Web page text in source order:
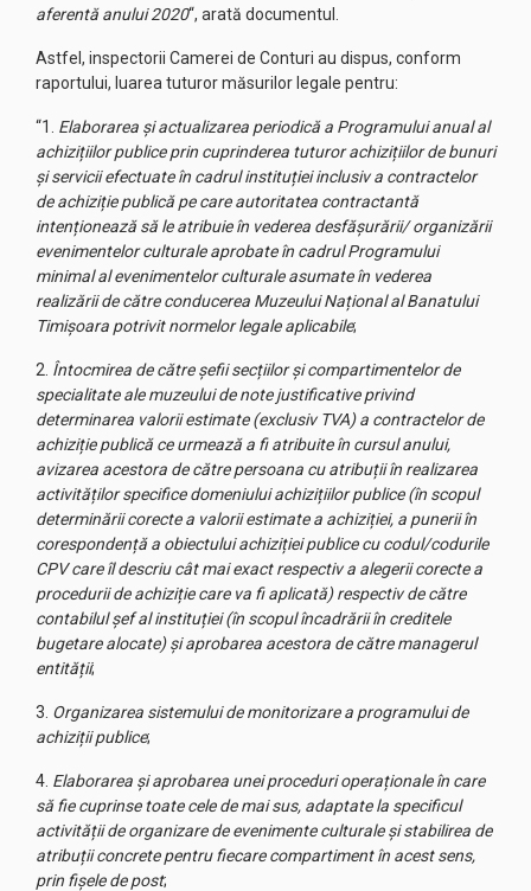
aferentă anului 2020“, arată documentul.
Astfel, inspectorii Camerei de Conturi au dispus, conform
raportului, luarea tuturor măsurilor legale pentru:
“1. Elaborarea și actualizarea periodică a Programului anual al
achizițiilor publice prin cuprinderea tuturor achizițiilor de bunuri
și servicii efectuate în cadrul instituției inclusiv a contractelor
de achiziție publică pe care autoritatea contractantă
intenționează să le atribuie în vederea desfășurării/ organizării
evenimentelor culturale aprobate în cadrul Programului
minimal al evenimentelor culturale asumate în vederea
realizării de către conducerea Muzeului Național al Banatului
Timișoara potrivit normelor legale aplicabile;
2. Întocmirea de către șefii secțiilor și compartimentelor de
specialitate ale muzeului de note justificative privind
determinarea valorii estimate (exclusiv TVA) a contractelor de
achiziție publică ce urmează a fi atribuite în cursul anului,
avizarea acestora de către persoana cu atribuții în realizarea
activităților specifice domeniului achizițiilor publice (în scopul
determinării corecte a valorii estimate a achiziției, a punerii în
corespondență a obiectului achiziției publice cu codul/codurile
CPV care îl descriu cât mai exact respectiv a alegerii corecte a
procedurii de achiziție care va fi aplicată) respectiv de către
contabilul șef al instituției (în scopul încadrării în creditele
bugetare alocate) și aprobarea acestora de către managerul
entității;
3. Organizarea sistemului de monitorizare a programului de
achiziții publice;
4. Elaborarea și aprobarea unei proceduri operaționale în care
să fie cuprinse toate cele de mai sus, adaptate la specificul
activității de organizare de evenimente culturale și stabilirea de
atribuții concrete pentru fiecare compartiment în acest sens,
prin fișele de post;